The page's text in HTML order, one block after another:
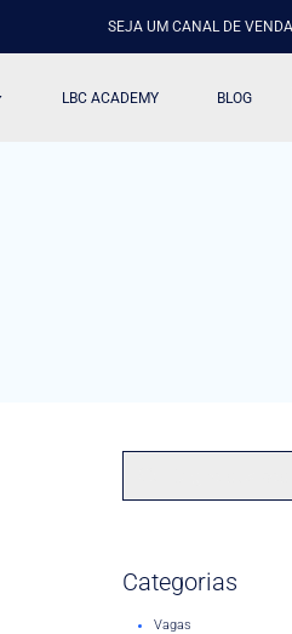
SEJA UM CANAL DE
LBC ACADEMY BLOG
Categorias
Vagas